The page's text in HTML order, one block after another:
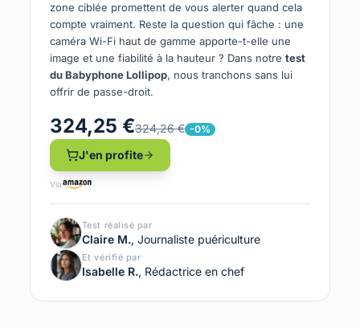
zone ciblée promettent de vous alerter quand cela
compte vraiment. Reste la question qui fâche : une
caméra Wi-Fi haut de gamme apporte-t-elle une
image et une fiabilité à la hauteur ? Dans notre test
du Babyphone Lollipop, nous tranchons sans lui
offrir de passe-droit.
324,25 €324,26 € -0%
J'en profite
Via
Test réalisé par
Claire M., Journaliste puériculture
Et vérifié par
Isabelle R., Rédactrice en chef